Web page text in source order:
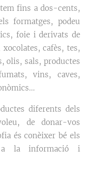
fins a dos-cents,
formatges, podeu
foie i derivats de
cafès, tes,
olis, sals, productes
vins, caves,
diferents dels
de donar-vos
és conèixer bé els
a la informació i